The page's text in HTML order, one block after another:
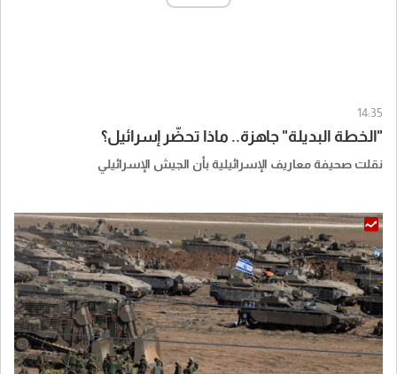
14:35
"الخطة البديلة" جاهزة.. ماذا تحضّر إسرائيل؟
نقلت صحيفة معاريف الإسرائيلية بأن الجيش الإسرائيلي